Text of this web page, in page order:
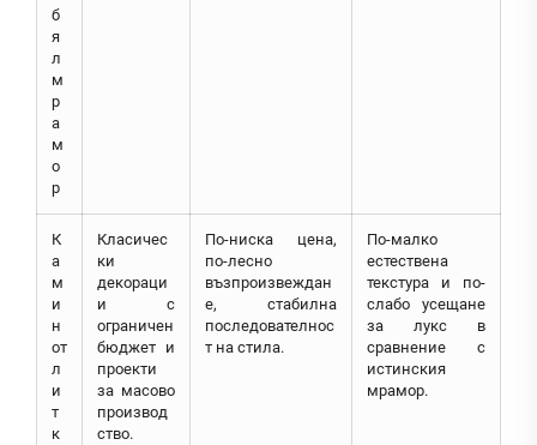
б
я
л
м
р
а
м
о
р
К
а
м
и
н
от
л
и
т
к
Класичес
ки
декораци
и с
ограничен
бюджет и
проекти
за масово
производ
ство.
По-ниска цена,
по-лесно
възпроизвеждан
е, стабилна
последователнос
т на стила.
По-малко
естествена
текстура и по-
слабо усещане
за лукс в
сравнение с
истинския
мрамор.